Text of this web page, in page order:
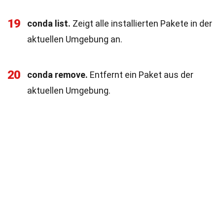
19 conda list. Zeigt alle installierten Pakete in der
aktuellen Umgebung an.
20 conda remove. Entfernt ein Paket aus der
aktuellen Umgebung.